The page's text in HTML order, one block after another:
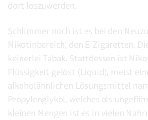
dort loszuwerden.
Schlimmer noch ist es bei den
Nikotinbereich, den E-Zigaretten.
keinerlei Tabak. Stattdessen ist
Flüssigkeit gelöst (Liquid), meist
alkoholähnlichen Lösungsmittel
Propylenglykol, welches als
kleinen Mengen ist es in vielen